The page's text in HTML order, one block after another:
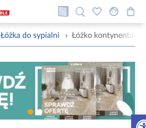
Łóżka do sypialni › Łóżko